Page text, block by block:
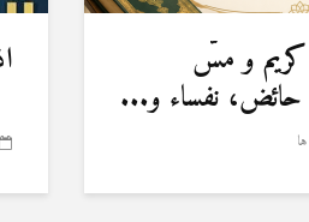
و مسّ
نفساء و...